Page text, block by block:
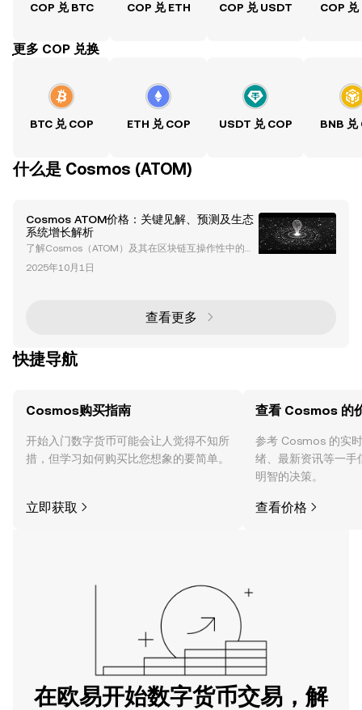
COP 兑 BTC COP 兑 ETH COP 兑 USDT COP 兑
ִִִִִִִִִִִִִִִִִִִִִִִִִִִִִִִִִִִִִִִִִִִִִִִִ更多 COP 兑换
BTC 兑 COP ETH 兑 COP USDT 兑 COP BNB 兑
什么是 Cosmos (ATOM)
Cosmos ATOM价格：关键见解、预测及生态
系统增长解析
了解Cosmos（ATOM）及其在区块链互操作性中的作
用 Cosmos（ATOM）是一个旨在解决加密货币行业最
紧迫挑战之一——互操作性的问题的区块链平台。通过
网”。这种创新方法将Cosmos定位为去中心化经济的
基础层，促进区块链生态系统的可扩展性、协作性和效
2025年10月1日
查看更多
快捷导航
Cosmos购买指南
开始入门数字货币可能会让人觉得不知所
措，但学习如何购买比您想象的要简单。
立即获取
查看 Cosmos 的
参考 Cosmos 的实
绪、最新资讯等一手
明智的决策。
查看价格
在欧易开始数字货币交易，解